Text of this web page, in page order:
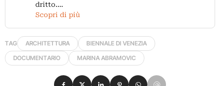
dritto.…
Scopri di più
TAG ARCHITETTURA
BIENNALE DI VENEZIA
DOCUMENTARIO
MARINA ABRAMOVIC
Condividi su Facebook
Condividi su X
Condividi su LinkedIn
Condividi su Pinterest
Condividi su WhatsApp
Condividi su Email